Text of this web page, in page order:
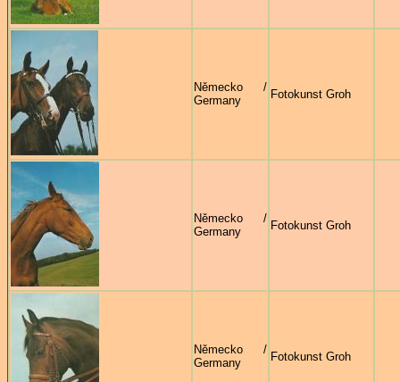
Německo /
Germany
Fotokunst Groh
Německo /
Germany
Fotokunst Groh
Německo /
Germany
Fotokunst Groh